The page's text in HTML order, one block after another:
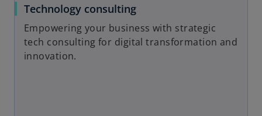
Technology consulting
Empowering your business with strategic
tech consulting for digital transformation and
innovation.